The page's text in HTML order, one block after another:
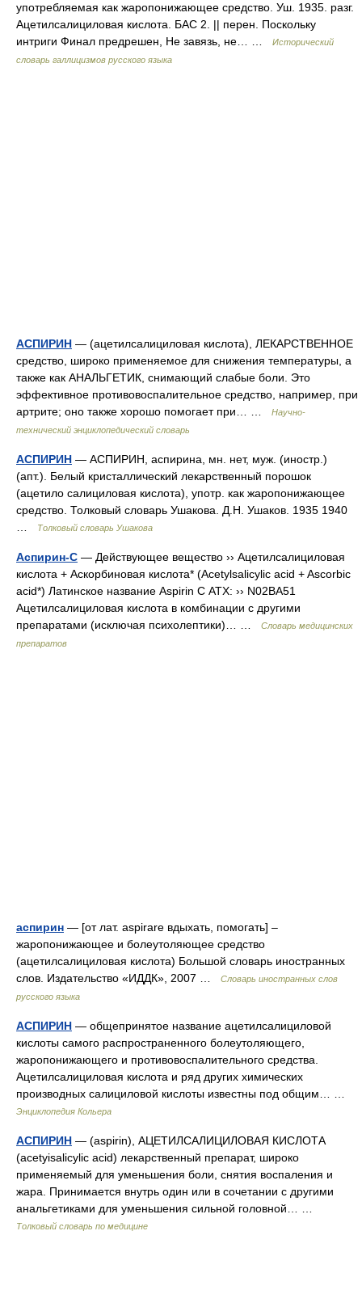
употребляемая как жаропонижающее средство. Уш. 1935. разг.
Ацетилсалициловая кислота. БАС 2. || перен. Поскольку
интриги Финал предрешен, Не завязь, не… …
Исторический
словарь галлицизмов русского языка
АСПИРИН — (ацетилсалициловая кислота), ЛЕКАРСТВЕННОЕ
средство, широко применяемое для снижения температуры, а
также как АНАЛЬГЕТИК, снимающий слабые боли. Это
эффективное противовоспалительное средство, например, при
артрите; оно также хорошо помогает при… …
Научно-
технический энциклопедический словарь
АСПИРИН — АСПИРИН, аспирина, мн. нет, муж. (иностр.)
(апт.). Белый кристаллический лекарственный порошок
(ацетило салициловая кислота), употр. как жаропонижающее
средство. Толковый словарь Ушакова. Д.Н. Ушаков. 1935 1940
Толковый словарь Ушакова
Аспирин-C — Действующее вещество ›› Ацетилсалициловая
кислота + Аскорбиновая кислота* (Acetylsalicylic acid + Ascorbic
acid*) Латинское название Aspirin C АТХ: ›› N02BA51
Ацетилсалициловая кислота в комбинации с другими
препаратами (исключая психолептики)… …
Словарь медицинских
препаратов
аспирин — [от лат. aspirare вдыхать, помогать] –
жаропонижающее и болеутоляющее средство
(ацетилсалициловая кислота) Большой словарь иностранных
слов. Издательство «ИДДК», 2007 …
Словарь иностранных слов
русского языка
АСПИРИН — общепринятое название ацетилсалициловой
кислоты самого распространенного болеутоляющего,
жаропонижающего и противовоспалительного средства.
Ацетилсалициловая кислота и ряд других химических
производных салициловой кислоты известны под общим… …
Энциклопедия Кольера
АСПИРИН — (aspirin), АЦЕТИЛСАЛИЦИЛОВАЯ КИСЛОТА
(асеtyisalicylic acid) лекарственный препарат, широко
применяемый для уменьшения боли, снятия воспаления и
жара. Принимается внутрь один или в сочетании с другими
анальгетиками для уменьшения сильной головной… …
Толковый словарь по медицине